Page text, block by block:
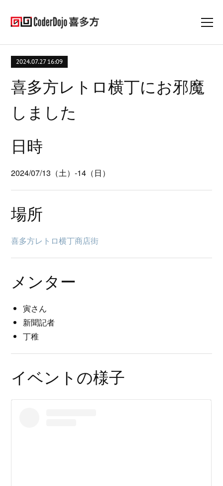
2024.07.27 16:09
喜多方レトロ横丁にお邪魔
しました
日時
2024/07/13（土）-14（日）
場所
喜多方レトロ横丁商店街
メンター
寅さん
新聞記者
丁稚
イベントの様子